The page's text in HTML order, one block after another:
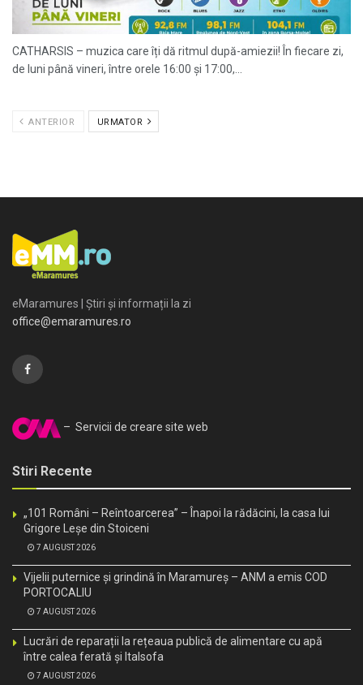
CATHARSIS – muzica care îți dă ritmul după-amiezii! În fiecare zi,
de luni până vineri, între orele 16:00 și 17:00,...
ANTERIOR URMATOR
eMaramures | Știri și informații la zi
office@emaramures.ro
– Servicii de creare site web
Stiri Recente
„101 Români – Reîntoarcerea” – Înapoi la rădăcini, la casa lui
Grigore Leșe din Stoiceni
7 AUGUST 2026
Vijelii puternice și grindină în Maramureș – ANM a emis COD
PORTOCALIU
7 AUGUST 2026
Lucrări de reparații la rețeaua publică de alimentare cu apă
între calea ferată și Italsofa
7 AUGUST 2026